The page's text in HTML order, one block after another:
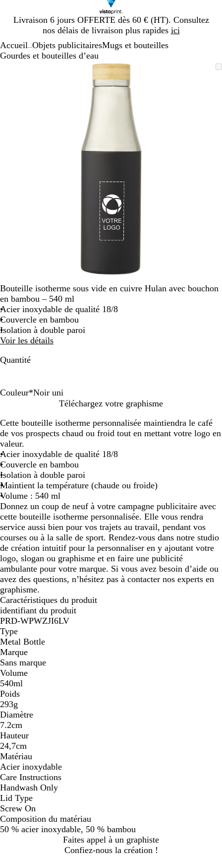
Livraison 6 jours OFFERTE dès 60 € (HT). Consultez
nos délais de livraison plus rapides ici
Diapositive
1
Accueil Objets publicitairesMugs et bouteilles
Gourdes et bouteilles d’eau
Image
zoomable
Zoom
au
minimum
Cliquez
pour
développer
Utilisez
les
touches
zoomer
et
fléchées
pour
faire
défiler
Bouteille isotherme sous vide en cuivre Hulan avec bouchon
en bambou – 540 ml
Acier inoxydable de qualité 18/8
Couvercle en bambou
Isolation à double paroi
Voir les détails
Quantité
Couleur*Noir uni
i
r
u
n
i
a
n
c
e
u
é
l
e
c
t
r
i
q
u
e
r
t
c
h
i
n
é
Téléchargez votre graphisme
Cette bouteille isotherme personnalisée maintiendra le café
de vos prospects chaud ou froid tout en mettant votre logo en
valeur.
Acier inoxydable de qualité 18/8
Couvercle en bambou
Isolation à double paroi
Maintient la température (chaude ou froide)
Volume : 540 ml
Donnez un coup de neuf à votre campagne publicitaire avec
cette bouteille isotherme personnalisée. Elle vous rendra
service aussi bien pour vos trajets au travail, pendant vos
courses ou à la salle de sport. Rendez-vous dans notre studio
de création intuitif pour la personnaliser en y ajoutant votre
logo, slogan ou graphisme et en faire une publicité
ambulante pour votre marque. Si vous avez besoin d’aide ou
avez des questions, n’hésitez pas à contacter nos experts en
graphisme.
Caractéristiques du produit
identifiant du produit
PRD-WPWZJI6LV
Type
Metal Bottle
Marque
Sans marque
Volume
540ml
Poids
293g
Diamètre
7.2cm
Hauteur
24,7cm
Matériau
Acier inoxydable
Care Instructions
Handwash Only
Lid Type
Screw On
Composition du matériau
50 % acier inoxydable, 50 % bambou
Faites appel à un graphiste
Confiez-nous la création !